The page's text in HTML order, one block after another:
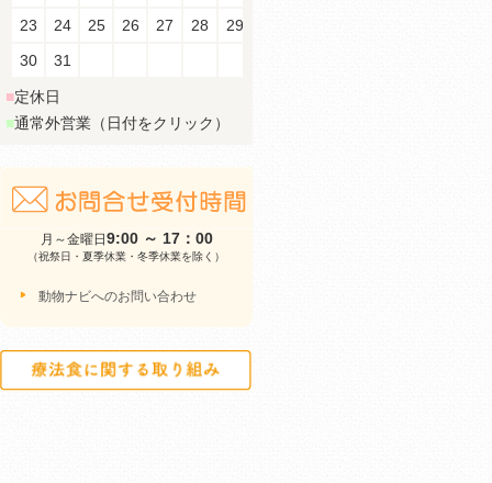
23
24 25 26 27 28
29
30
31
■定休日
■通常外営業（日付をクリック）
月～金曜日 9:00 ～ 17：00
（祝祭日・夏季休業・冬季休業を除く）
動物ナビへのお問い合わせ